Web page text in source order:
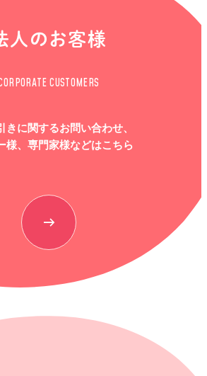
人のお客様
CUSTOMERS
きに関するお問い合わせ、
様、専門家様などはこちら